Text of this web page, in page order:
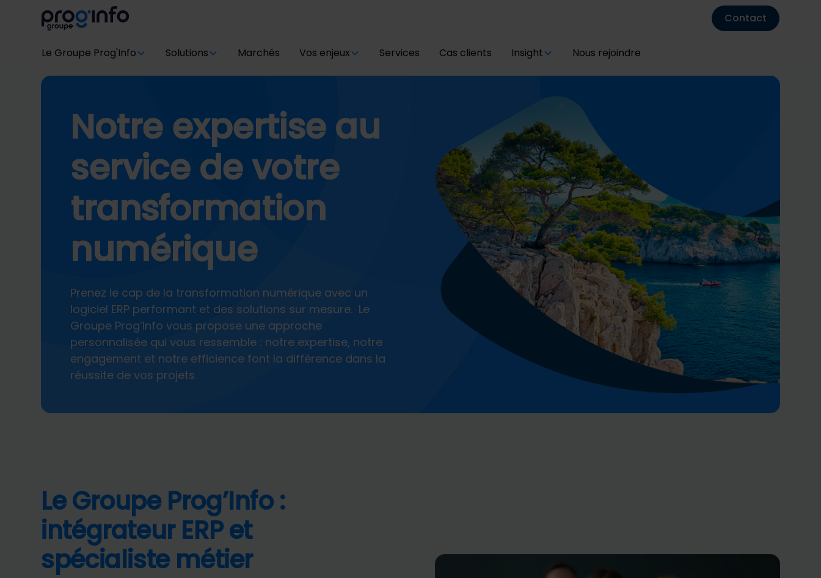
Contact
Le Groupe Prog'Info Solutions Marchés Vos enjeux Services Cas clients Insight Nous rejoindre
Notre expertise au
service de votre
transformation
numérique
Prenez le cap de la transformation numérique avec un
logiciel ERP performant et des solutions sur mesure. Le
Groupe Prog’Info vous propose une approche
personnalisée qui vous ressemble : notre expertise, notre
engagement et notre efficience font la différence dans la
réussite de vos projets.
Le Groupe Prog’Info :
intégrateur ERP et
spécialiste métier